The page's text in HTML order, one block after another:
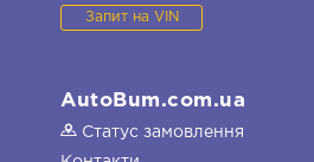
Запит на VIN
AutoBum.com.ua
Статус замовлення